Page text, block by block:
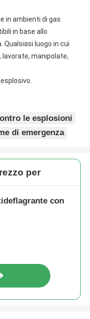
in ambienti di gas
in base allo
luogo in cui
manipolate,
le esplosioni
di emergenza
per
con